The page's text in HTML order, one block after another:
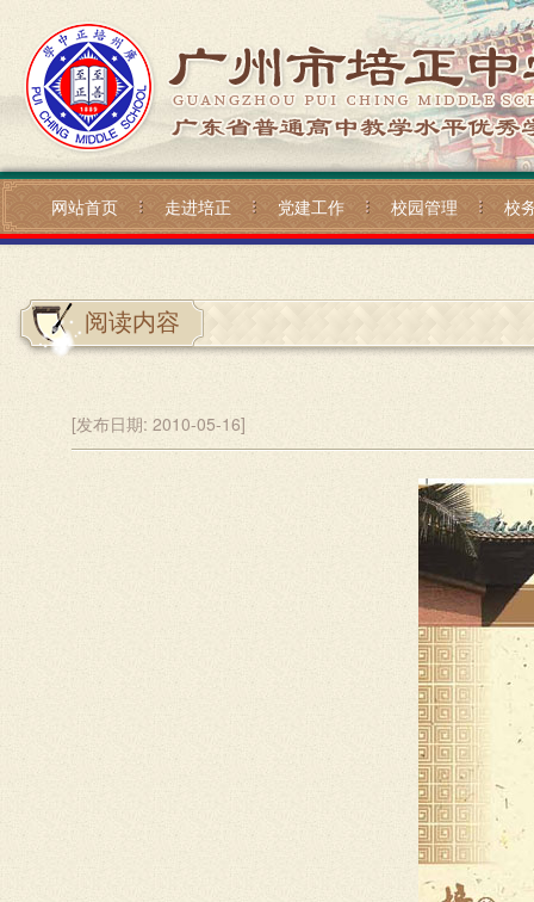
网站首页 走进培正 党建工作 校园管理 校
阅读内容
[发布日期: 2010-05-16]